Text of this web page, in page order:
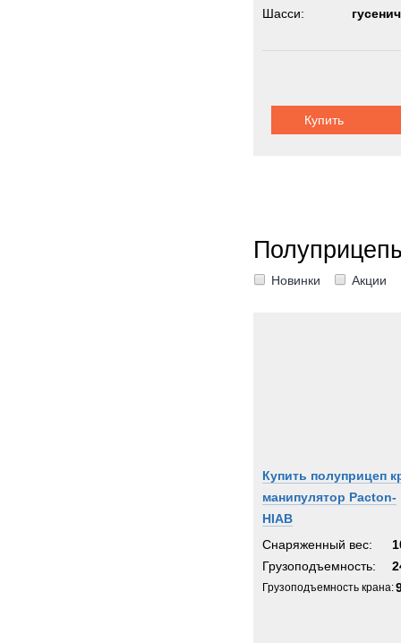
Шасси:
Купить
Новинки Акции
Купить полуприцеп
манипулятор Pacton-
HIAB
Снаряженный вес:
Грузоподъемность:
Грузоподъемность крана: